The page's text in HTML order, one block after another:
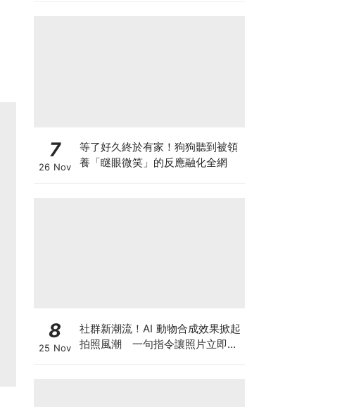
7
26 Nov
等了好久終於有家！狗狗聽到被領
養「瞇眼微笑」的反應融化全網
8
25 Nov
社群新潮流！AI 動物合成效果掀起
拍照風潮 一句指令讓照片立即升